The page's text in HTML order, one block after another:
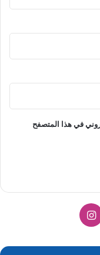
في هذا المتصفح
انستقرام